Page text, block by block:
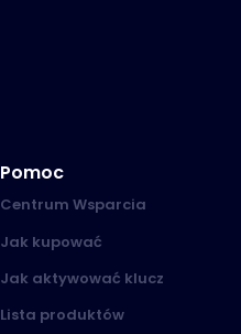
Pomoc
Centrum Wsparcia
Jak kupować
Jak aktywować klucz
Lista produktów